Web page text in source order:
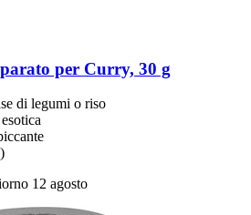
per Curry, 30 g
di legumi o riso
12 agosto